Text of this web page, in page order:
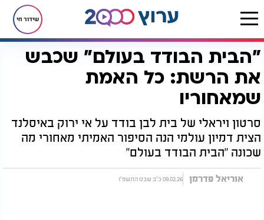
שידור חי
דף הבית רץ בוואטסאפ "הבית הבודד בעולם" שכבש את הרשת: כל האמת שמאחוריו
"הבית הבודד בעולם" שכבש
את הרשת: כל האמת
שמאחוריו
סרטון ויראלי של בית לבן בודד על אי ירוק באיסלנד
הצית דמיון עולמי הנה הסיפור האמיתי מאחורי מה
שכונה "הבית הבודד בעולם"
אוריאל פדרמן 09.02.26 כ"ב שבט התשפ"ו